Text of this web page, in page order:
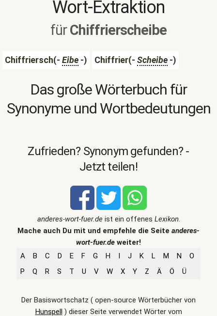
Wort-Extraktion
fürChiffrierscheibe
Chiffriersch(- Eibe -) Chiffrier(- Scheibe -)
Das große Wörterbuch für
Synonyme und Wortbedeutungen
Zufrieden? Synonym gefunden? -
Jetzt teilen!
anderes-wort-fuer.deist ein offenes Lexikon.
Mache auch Du mit und empfehle die Seite anderes-
wort-fuer.de weiter!
A
B C D E F G H I J K L M N
O
P
Q R S T U V W X Y Z Ä Ö Ü
Der Basiswortschatz ( open-source Wörterbücher von
Hunspell) dieser Seite verwendet Wörter vom